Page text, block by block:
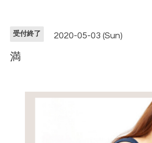
受付終了 2020-05-03 (Sun)
満